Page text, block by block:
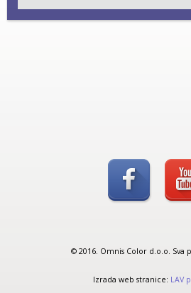
© 2016. Omnis Color d.o.o. Sva
Izrada web stranice: LAV